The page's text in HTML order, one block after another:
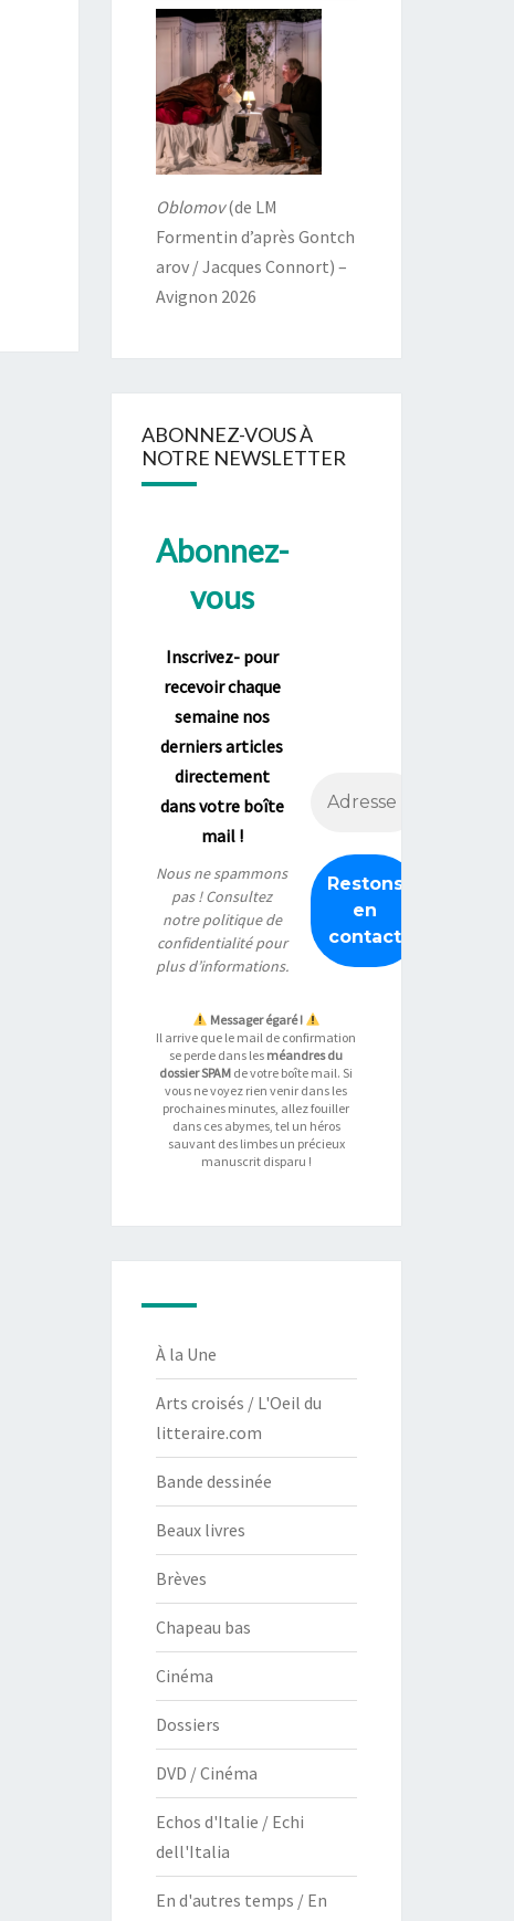
Oblomov(de LM
Formentin d’après Gontch
arov / Jacques Connort) –
Avignon 2026
ABONNEZ-VOUS À
NOTRE NEWSLETTER
Abonnez-
vous
Inscrivez- pour
recevoir chaque
semaine nos
derniers articles
directement
dans votre boîte
mail !
Nous ne spammons
pas ! Consultez
notrepolitique de
confidentialitépour
plus d’informations.
Messager égaré !
Il arrive que le mail de confirmation
se perde dans les méandres du
dossier SPAM de votre boîte mail. Si
vous ne voyez rien venir dans les
prochaines minutes, allez fouiller
dans ces abymes, tel un héros
sauvant des limbes un précieux
manuscrit disparu !
À la Une
Arts croisés / L'Oeil du
litteraire.com
Bande dessinée
Beaux livres
Brèves
Chapeau bas
Cinéma
Dossiers
DVD / Cinéma
Echos d'Italie / Echi
dell'Italia
En d'autres temps / En